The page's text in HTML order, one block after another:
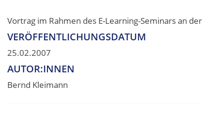
Vortrag im Rahmen des E-Learning-Seminars an
VERÖFFENTLICHUNGSDATUM
25.02.2007
AUTOR:INNEN
Bernd Kleimann